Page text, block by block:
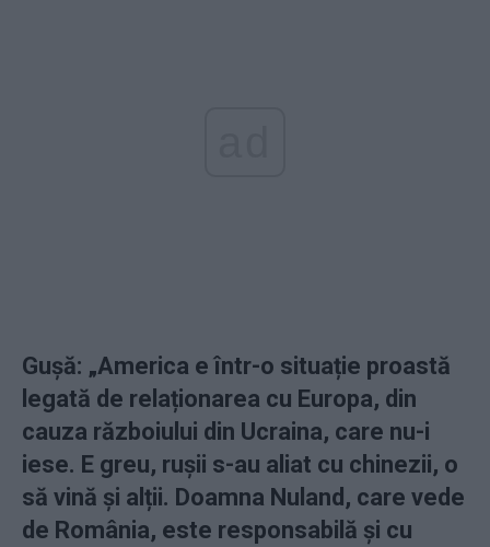
Gușă: „America e într-o situație proastă
legată de relaționarea cu Europa, din
cauza războiului din Ucraina, care nu-i
iese. E greu, rușii s-au aliat cu chinezii, o
să vină și alții. Doamna Nuland, care vede
de România, este responsabilă și cu